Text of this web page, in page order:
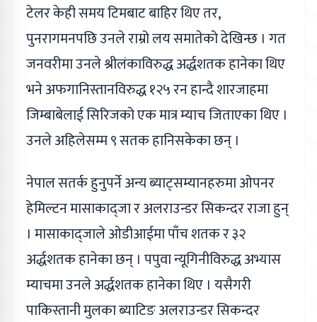
टेलर केही समय टिमबाट बाहिर थिए तर,
पुनरागमनपछि उनले राम्रो लय समातेको देखिन्छ । गत
जनवरीमा उनले श्रीलंकाविरुद्ध अर्द्धशतक हानेका थिए
भने अफगानिस्तानविरुद्ध १२५ रन हान्दै शारजाहमा
जिम्बाबेलाई सिरिजको एक मात्र म्याच जिताएका थिए ।
उनले अहिलेसम्म ९ सतक हानिसकेका छन् ।
नेपाल सतर्क हुनुपर्ने अन्य ब्याट्सम्यानहरुमा ओपनर
हेमिल्टन मासाकाद्जा र अलराउन्डर सिकन्दर राजा हुन्
। मासाकाद्जाले ओडीआईमा पाँच शतक र ३२
अर्द्धशतक हानेका छन् । पपुवा न्यूगिनीविरुद्ध अभ्यास
म्याचमा उनले अर्द्धशतक हानेका थिए । यसैगरी
पाकिस्तानी मुलका ब्याटिङ अलराउन्डर सिकन्दर